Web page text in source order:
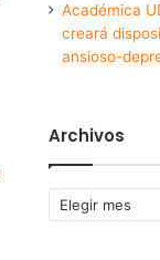
Académica
creará
ansioso-
Archivos
Archivos